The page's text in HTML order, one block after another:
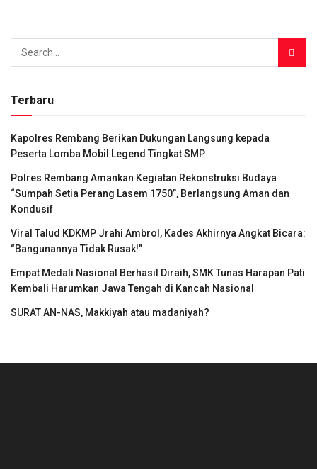
Terbaru
Kapolres Rembang Berikan Dukungan Langsung kepada
Peserta Lomba Mobil Legend Tingkat SMP
Polres Rembang Amankan Kegiatan Rekonstruksi Budaya
“Sumpah Setia Perang Lasem 1750”, Berlangsung Aman dan
Kondusif
Viral Talud KDKMP Jrahi Ambrol, Kades Akhirnya Angkat Bicara:
“Bangunannya Tidak Rusak!”
Empat Medali Nasional Berhasil Diraih, SMK Tunas Harapan Pati
Kembali Harumkan Jawa Tengah di Kancah Nasional
SURAT AN-NAS, Makkiyah atau madaniyah?